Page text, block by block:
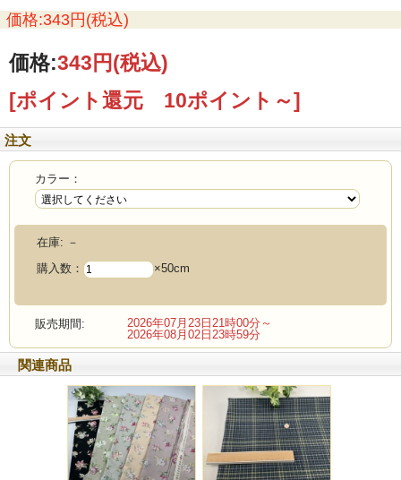
価格:343円(税込)
価格:343円(税込)
[ポイント還元 10ポイント～]
注文
カラー：
在庫: －
購入数：
×50cm
販売期間:
2026年07月23日21時00分～
2026年08月02日23時59分
関連商品